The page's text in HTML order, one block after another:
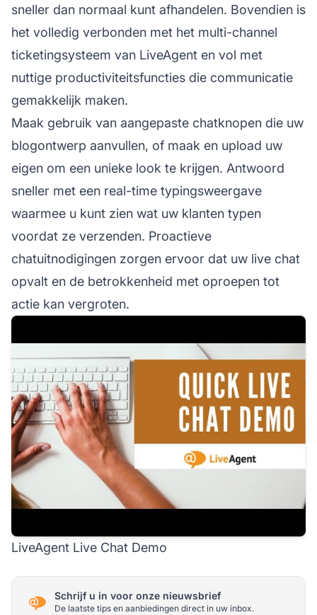
sneller dan normaal kunt afhandelen. Bovendien is
het volledig verbonden met het multi-channel
ticketingsysteem van LiveAgent en vol met
nuttige productiviteitsfuncties die communicatie
gemakkelijk maken.
Maak gebruik van aangepaste chatknopen die uw
blogontwerp aanvullen, of maak en upload uw
eigen om een unieke look te krijgen. Antwoord
sneller met een real-time typingsweergave
waarmee u kunt zien wat uw klanten typen
voordat ze verzenden. Proactieve
chatuitnodigingen zorgen ervoor dat uw live chat
opvalt en de betrokkenheid met oproepen tot
actie kan vergroten.
LiveAgent Live Chat Demo
Schrijf u in voor onze nieuwsbrief
De laatste tips en aanbiedingen direct in uw inbox.